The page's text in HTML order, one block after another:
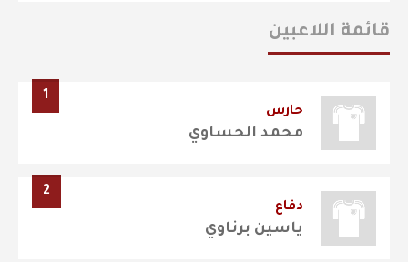
قائمة اللاعبين
1
حارس
محمد الحساوي
2
دفاع
ياسين برناوي